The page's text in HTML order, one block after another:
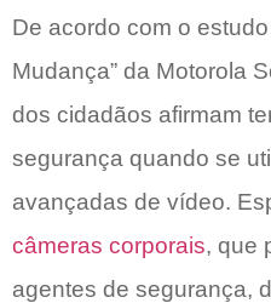
De acordo com o
Mudança” da Motorola
dos cidadãos afirmam
segurança quando se
avançadas de vídeo.
câmeras corporais, que
agentes de segurança,